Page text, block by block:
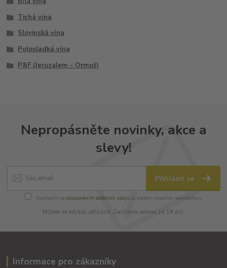
Tichá vína
Slovinská vína
Polosladká vína
P&F (Jeruzalem - Ormož)
Nepropásněte novinky, akce a
slevy!
Přihlásit se
Souhlasím se zpracováním osobních údajůza účelem rozesílky newsletteru.
Můžete se kdykoli odhlásit. Zasíláme jednou za 14 dní.
Informace pro zákazníky